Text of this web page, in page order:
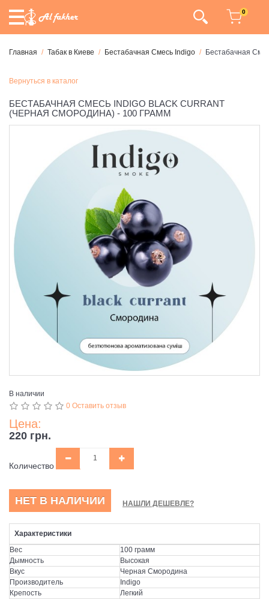
0
Главная Табак в Киеве Бестабачная Смесь Indigo Бестабачная
Вернуться в каталог
БЕСТАБАЧНАЯ СМЕСЬ INDIGO BLACK CURRANT
(ЧЕРНАЯ СМОРОДИНА) - 100 ГРАММ
В наличии
0 Оставить отзыв
Цена:
220 грн.
Количество
НЕТ В НАЛИЧИИ НАШЛИ ДЕШЕВЛЕ?
Характеристики
Вес
100 грамм
Дымность
Высокая
Вкус
Черная Смородина
Производитель
Indigo
Крепость
Легкий